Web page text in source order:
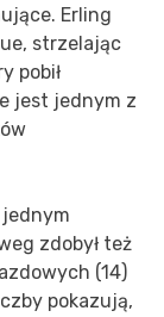
Erling
strzelając
pobił
jest jednym z
zdobył też
(14)
pokazują,